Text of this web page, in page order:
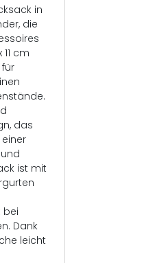
in
die
cm
das
ist mit
bei
Dank
leicht